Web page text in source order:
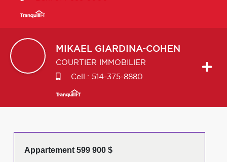
MIKAEL GIARDINA-COHEN
COURTIER IMMOBILIER
Cell.: 514-375-8880
Appartement 599 900 $